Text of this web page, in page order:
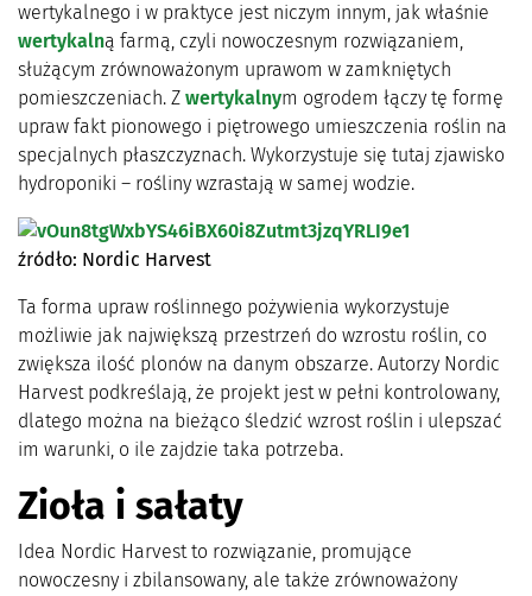
wertykalnego i w praktyce jest niczym innym, jak właśnie
wertykalną farmą, czyli nowoczesnym rozwiązaniem,
służącym zrównoważonym uprawom w zamkniętych
pomieszczeniach. Z wertykalnym ogrodem łączy tę formę
upraw fakt pionowego i piętrowego umieszczenia roślin na
specjalnych płaszczyznach. Wykorzystuje się tutaj zjawisko
hydroponiki – rośliny wzrastają w samej wodzie.
źródło: Nordic Harvest
Ta forma upraw roślinnego pożywienia wykorzystuje
możliwie jak największą przestrzeń do wzrostu roślin, co
zwiększa ilość plonów na danym obszarze. Autorzy Nordic
Harvest podkreślają, że projekt jest w pełni kontrolowany,
dlatego można na bieżąco śledzić wzrost roślin i ulepszać
im warunki, o ile zajdzie taka potrzeba.
Zioła i sałaty
Idea Nordic Harvest to rozwiązanie, promujące
nowoczesny i zbilansowany, ale także zrównoważony